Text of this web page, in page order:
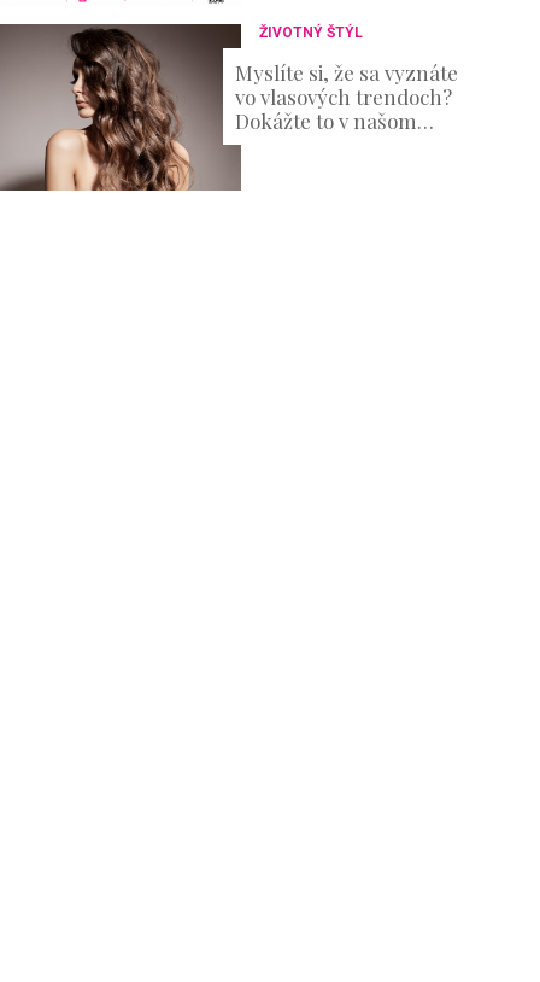
ŽIVOTNÝ ŠTÝL
Myslíte si, že sa vyznáte
vo vlasových trendoch?
Dokážte to v našom
KVÍZE!